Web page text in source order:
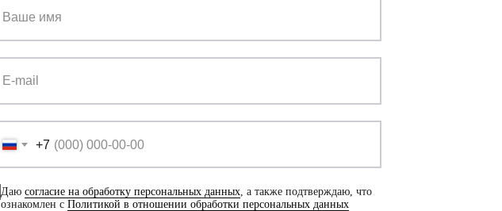
+7
Даю согласие на обработку персональных данных , а также подтверждаю, что
ознакомлен с Политикой в отношении обработки персональных данных